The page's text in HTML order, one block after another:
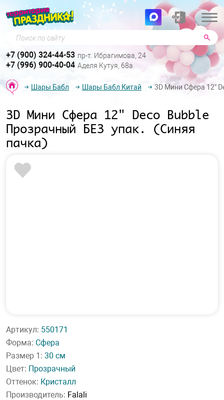
Поиск по сайту
+7 (900) 324-44-53 пр-т. Ибрагимова, 24
+7 (996) 900-40-04 Аделя Кутуя, 68а
Шары Бабл Шары Бабл Китай 3D Мини Сфера 12"
3D Мини Сфера 12" Deco Bubble
Прозрачный БЕЗ упак. (Синяя
пачка)
Артикул: 550171
Форма: Сфера
Размер 1: 30 см
Цвет: Прозрачный
Оттенок: Кристалл
Производитель: Falali